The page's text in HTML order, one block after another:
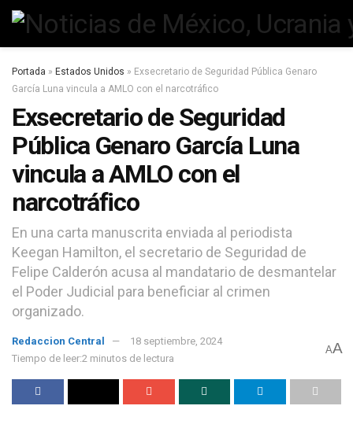
Portada » Estados Unidos » Exsecretario de Seguridad Pública Genaro
García Luna vincula a AMLO con el narcotráfico
Exsecretario de Seguridad
Pública Genaro García Luna
vincula a AMLO con el
narcotráfico
En una carta manuscrita enviada al periodista
Keegan Hamilton, el secretario de Seguridad de
Felipe Calderón acusa al mandatario de desmantelar
el Poder Judicial para beneficiar al crimen
organizado.
Redaccion Central
18 septiembre, 2024
Tiempo de leer:2 minutos de lectura
AA